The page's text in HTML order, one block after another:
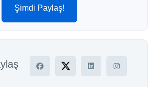
Şimdi Paylaş!